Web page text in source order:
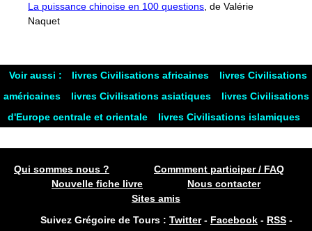
La puissance chinoise en 100 questions, de Valérie
Naquet
Voir aussi : livres Civilisations africaines
livres Civilisations
américaines
livres Civilisations asiatiques
livres Civilisations
d'Europe centrale et orientale
livres Civilisations islamiques
Qui sommes nous ?
Commment participer / FAQ
Nouvelle fiche livre
Nous contacter
Sites amis
Suivez Grégoire de Tours : Twitter- Facebook - RSS -